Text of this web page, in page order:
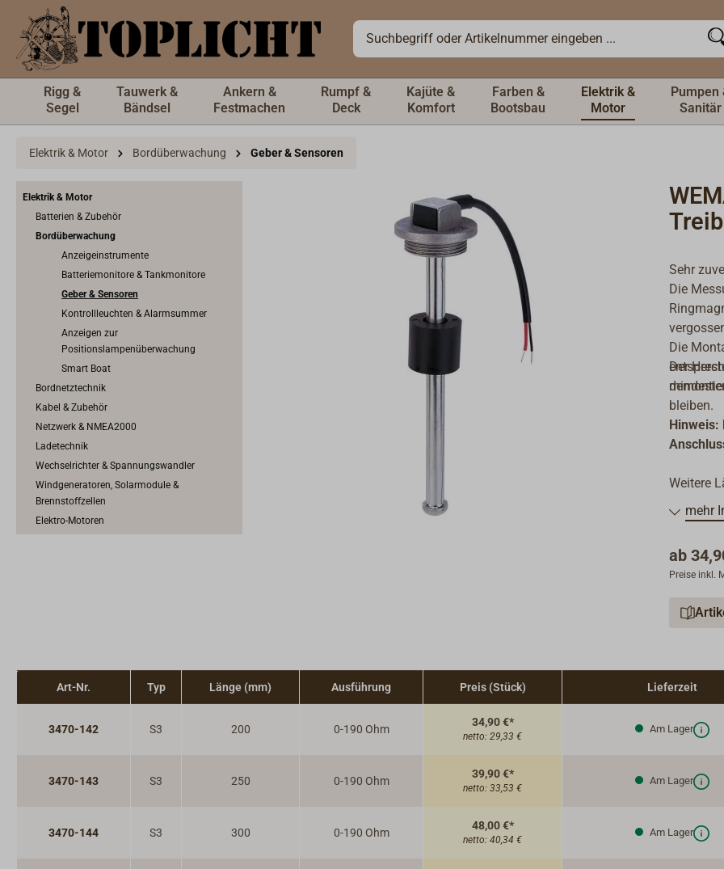
springen
Rigg &
Segel
Tauwerk &
Bändsel
Ankern &
Festmachen
Rumpf &
Deck
Kajüte &
Komfort
Farben &
Bootsbau
Elektrik &
Motor
Pumpen
Sanitär
Elektrik & Motor Bordüberwachung Geber & Sensoren
Elektrik & Motor
Batterien & Zubehör
Bordüberwachung
Anzeigeinstrumente
Batteriemonitore & Tankmonitore
Geber & Sensoren
Kontrollleuchten & Alarmsummer
Anzeigen zur
Positionslampenüberwachung
Smart Boat
Bordnetztechnik
Kabel & Zubehör
Netzwerk & NMEA2000
Ladetechnik
Wechselrichter & Spannungswandler
Windgeneratoren, Solarmodule &
Brennstoffzellen
Elektro-Motoren
Sehr
Die
Die
Der
bleiben.
Hinweis:
Weitere
mehr
ab
Preise inkl.
Art-Nr. Typ Länge (mm) Ausführung Preis (Stück) Lieferzeit
3470-142 S3 200 0-190 Ohm
34,90 €*
netto: 29,33 €
Am Lager
3470-143 S3 250 0-190 Ohm
39,90 €*
netto: 33,53 €
Am Lager
3470-144 S3 300 0-190 Ohm
48,00 €*
netto: 40,34 €
Am Lager